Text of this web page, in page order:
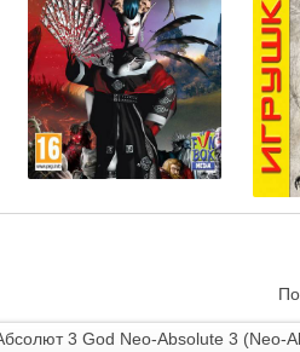
3 God Neo-Absolute 3 (Neo-